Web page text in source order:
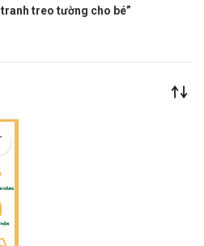
treo tường cho bé”